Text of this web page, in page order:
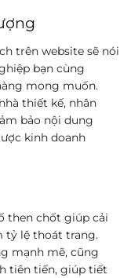
trên website sẽ nói
bạn cùng
mong muốn.
thiết kế, nhân
bảo nội dung
kinh doanh
then chốt giúp cải
tỷ lệ thoát trang.
mạnh mẽ, cũng
tiên tiến, giúp tiết